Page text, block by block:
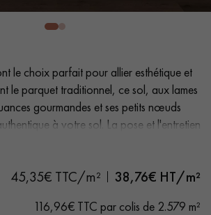
sont disponibles au
28 79 01 41
le choix parfait pour allier esthétique et
le parquet traditionnel, ce sol, aux lames
gourmandes et ses petits nœuds
à votre sol. La pose et l'entretien
pratique.
cm
45,35€ TTC/m² 38,76€ HT/m²
116,96€ TTC par colis de 2.579 m²